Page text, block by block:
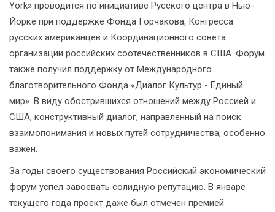
York» проводится по инициативе Русского центра в Нью-
Йорке при поддержке Фонда Горчакова, Конгресса
русских американцев и Координационного совета
организации российских соотечественников в США. Форум
также получил поддержку от Международного
благотворительного Фонда «Диалог Культур - Единый
мир». В виду обострившихся отношений между Россией и
США, конструктивный диалог, направленный на поиск
взаимопонимания и новых путей сотрудничества, особенно
важен.
За годы своего существования Российский экономический
форум успел завоевать солидную репутацию. В январе
текущего года проект даже был отмечен премией